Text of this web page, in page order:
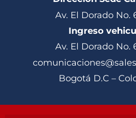
Av. El Dorado No.
Ingreso
Av. El Dorado No.
Bogotá D.C –